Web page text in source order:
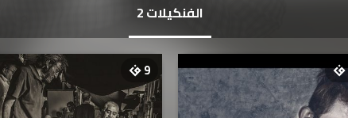
الفنكيلات2
9